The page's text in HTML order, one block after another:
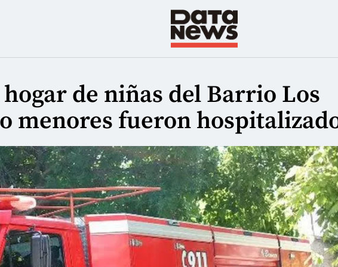
de niñas del Barrio Los
menores fueron